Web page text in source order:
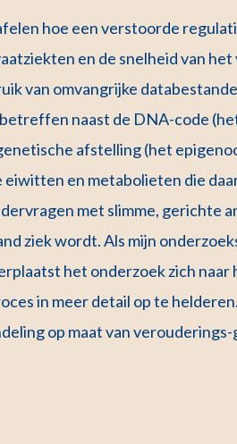
hoe een verstoorde
en de snelheid van
van omvangrijke
naast de DNA-code
afstelling (het
en metabolieten die
met slimme, gerichte
ziek wordt. Als mijn
het onderzoek zich naar
in meer detail op te
op maat van